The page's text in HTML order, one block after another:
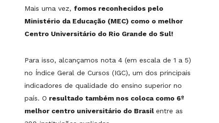
Mais uma vez, fomos reconhecidos pelo
Ministério da Educação (MEC) como o melhor
Centro Universitário do Rio Grande do Sul!
Para isso, alcançamos nota 4 (em escala de 1 a 5)
no Índice Geral de Cursos (IGC), um dos principais
indicadores de qualidade do ensino superior no
país. O resultado também nos coloca como 6º
melhor centro universitário do Brasil entre as